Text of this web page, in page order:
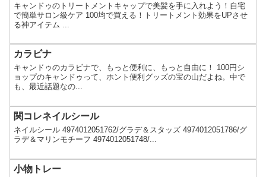
キャンドゥのトリートメントキャップで美髪を手に入れよう！自宅
で簡単サロン級ケア 100均で買える！トリートメント効果をUPさせ
る神アイテム ...
カラビナ
キャンドゥのカラビナで、もっと便利に、もっと自由に！ 100円シ
ョップのキャンドゥって、ホント便利グッズの宝の山だよね。中で
も、最近話題なの...
関コレネイルシール
ネイルシール 4974012051762/グラデ＆スタッズ 4974012051786/グ
ラデ＆マリンモチーフ 4974012051748/...
小物トレー